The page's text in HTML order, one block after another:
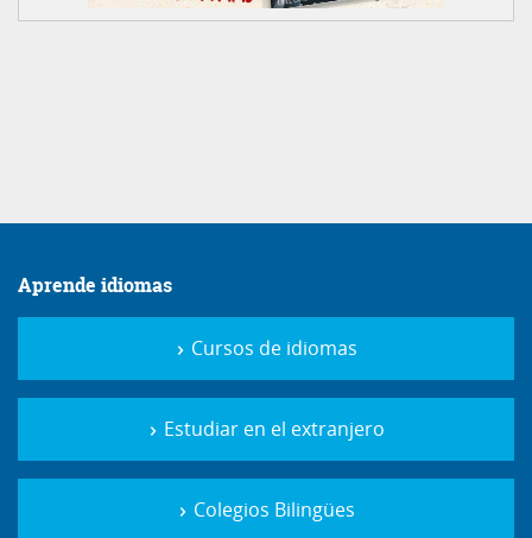
Aprende idiomas
Cursos de idiomas
Estudiar en el extranjero
Colegios Bilingües